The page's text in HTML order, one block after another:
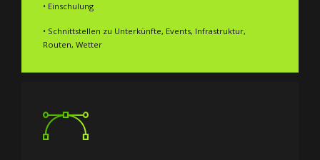
• Einschulung
• Schnittstellen zu Unterkünfte, Events, Infrastruktur,
Routen, Wetter